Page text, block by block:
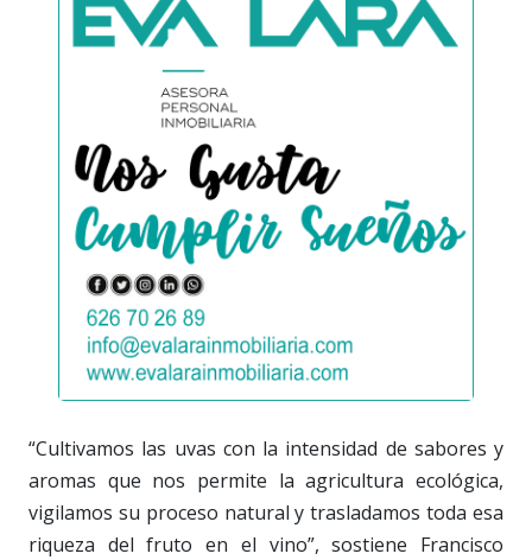
“Cultivamos las uvas con la intensidad de sabores y
aromas que nos permite la agricultura ecológica,
vigilamos su proceso natural y trasladamos toda esa
riqueza del fruto en el vino”, sostiene Francisco